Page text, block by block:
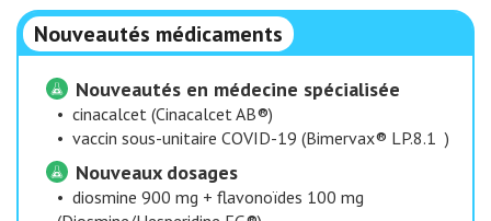
Nouveautés médicaments
Nouveautés en médecine spécialisée
• cinacalcet (Cinacalcet AB®)
• vaccin sous-unitaire COVID-19 (Bimervax® LP.8.1 )
Nouveaux dosages
• diosmine 900 mg + flavonoïdes 100 mg